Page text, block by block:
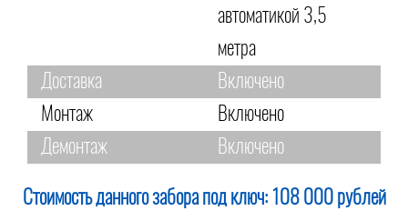
автоматикой 3,5
метра
Доставка
Включено
Монтаж
Включено
Демонтаж
Включено
Стоимость данного забора под ключ: 108 000 рублей